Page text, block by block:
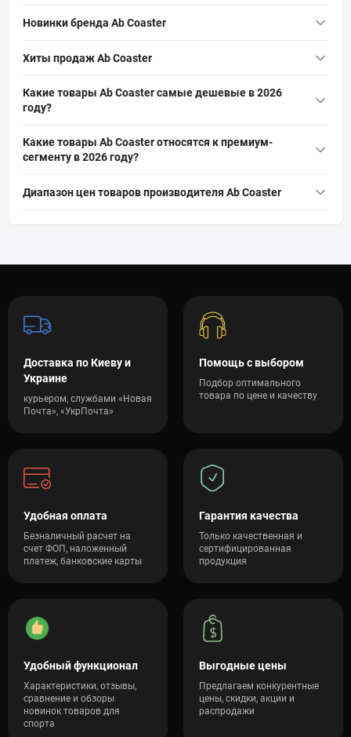
Новинки бренда Ab Coaster
Скамья для пресса Ab Coaster X3S
Хиты продаж Ab Coaster
Тренажер Tire Flip 180— 138 600 грн
Скамья для пресса Ab Coaster X3S
Какие товары Ab Coaster самые дешевые в 2026
году?
Скамья для пресса Ab Coaster X3S— 20 900 грн
Тренажер Tire Flip 180
Какие товары Ab Coaster относятся к премиум-
сегменту в 2026 году?
Тренажер Tire Flip 180 — 138 600 грн
Диапазон цен товаров производителя Ab Coaster
Доставка по Киеву и
Украине
курьером, службами «Новая
Почта», «УкрПочта»
Помощь с выбором
Подбор оптимального
товара по цене и качеству
Удобная оплата
Безналичный расчет на
счет ФОП, наложенный
платеж, банковские карты
Гарантия качества
Только качественная и
сертифицированная
продукция
Удобный функционал
Характеристики, отзывы,
сравнение и обзоры
новинок товаров для
спорта
Выгодные цены
Предлагаем конкурентные
цены, скидки, акции и
распродажи